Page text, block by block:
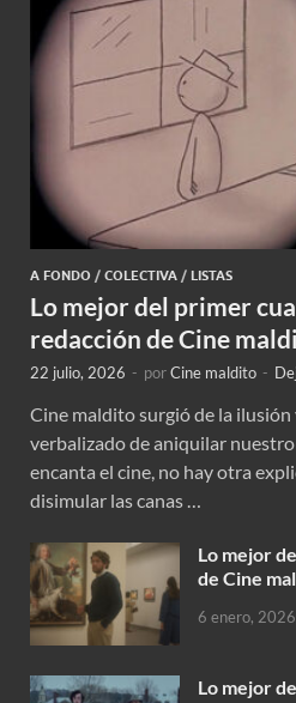
A FONDO / COLECTIVA / LISTAS
Lo mejor del primer
redacción de Cine
22 julio, 2026 - porCine maldito -
Cine maldito surgió de la ilusión
verbalizado de aniquilar
encanta el cine, no hay otra
disimular las canas …
Lo mejor
de Cine
6 enero, 2026
Lo mejor